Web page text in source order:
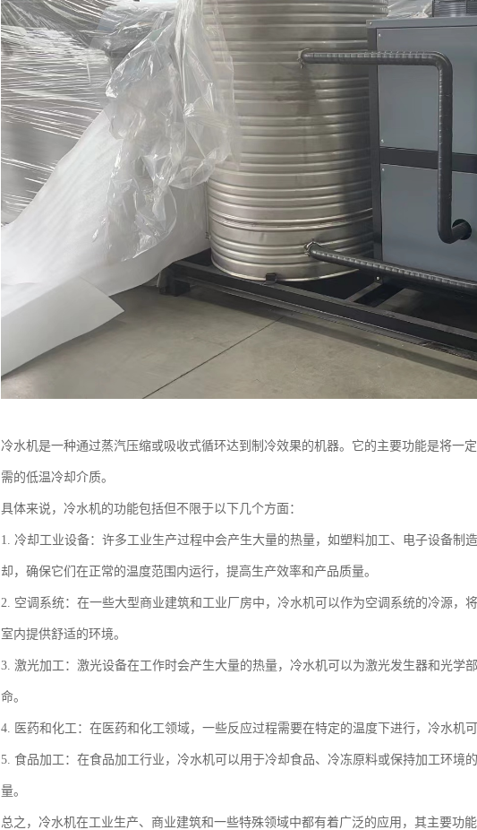
冷水机是一种通过蒸汽压缩或吸收式循环达到制冷效果的机器。它的主要功能是将一
需的低温冷却介质。
具体来说，冷水机的功能包括但不限于以下几个方面：
1. 冷却工业设备：许多工业生产过程中会产生大量的热量，如塑料加工、电子设备制
却，确保它们在正常的温度范围内运行，提高生产效率和产品质量。
2. 空调系统：在一些大型商业建筑和工业厂房中，冷水机可以作为空调系统的冷源，
室内提供舒适的环境。
3. 激光加工：激光设备在工作时会产生大量的热量，冷水机可以为激光发生器和光学
命。
4. 医药和化工：在医药和化工领域，一些反应过程需要在特定的温度下进行，冷水机
5. 食品加工：在食品加工行业，冷水机可以用于冷却食品、冷冻原料或保持加工环境
量。
总之，冷水机在工业生产、商业建筑和一些特殊领域中都有着广泛的应用，其主要功